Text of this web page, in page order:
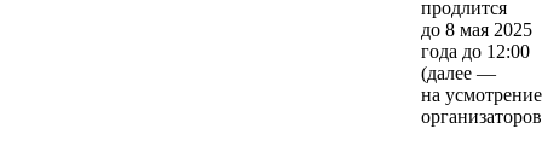
продлится
до 8 мая 2025
года до 12:00
(далее —
на усмотрение